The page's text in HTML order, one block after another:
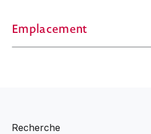
Emplacement
Recherche